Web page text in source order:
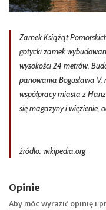
Zamek Książąt
gotycki zamek
wysokości 24 metrów.
panowania Bogusława V,
współpracy miasta z
się magazyny i więzienie,
źródło: wikipedia.org
Opinie
Aby móc wyrazić opinię i